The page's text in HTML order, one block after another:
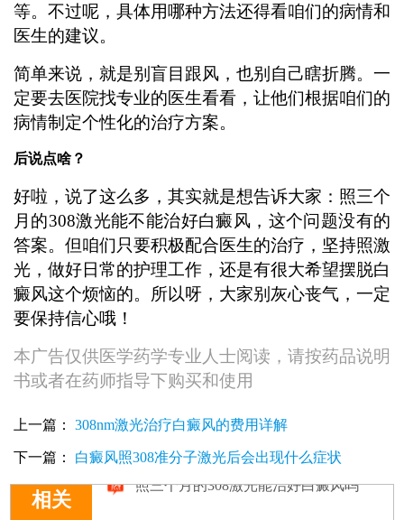
等。不过呢，具体用哪种方法还得看咱们的病情和
医生的建议。
简单来说，就是别盲目跟风，也别自己瞎折腾。一
定要去医院找专业的医生看看，让他们根据咱们的
病情制定个性化的治疗方案。
后说点啥？
好啦，说了这么多，其实就是想告诉大家：照三个
月的308激光能不能治好白癜风，这个问题没有的
答案。但咱们只要积极配合医生的治疗，坚持照激
光，做好日常的护理工作，还是有很大希望摆脱白
癜风这个烦恼的。所以呀，大家别灰心丧气，一定
要保持信心哦！
本广告仅供医学药学专业人士阅读，请按药品说明
书或者在药师指导下购买和使用
上一篇： 308nm激光治疗白癜风的费用详解
下一篇： 白癜风照308准分子激光后会出现什么症状
相关